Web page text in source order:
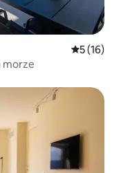
Średnia
5 (16)
morze